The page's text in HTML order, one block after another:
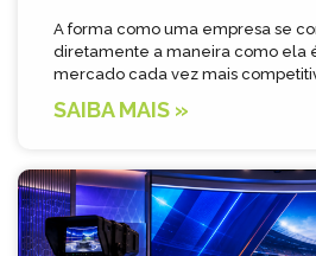
A forma como uma empresa se
diretamente a maneira como ela
mercado cada vez mais
SAIBA MAIS »